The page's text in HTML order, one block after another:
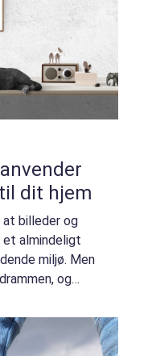
dit hjem
at billeder og
almindeligt
miljø. Men
og
ned i u...